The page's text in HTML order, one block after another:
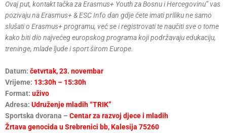
Ovaj put, kontakt tačka za Erasmus+ Youth za Bosnu i Hercegovinu” vas
pozivaju na Erasmus+ & ESC Info dan gdje ćete imati priliku ne samo
slušati o Erasmus+ programu, već se i registrovati te naučiti sve o tome
kako biti dio najvećeg europskog programa koji podržavaju edukaciju,
treninge, mlade ljude i sport širom Europe.
Datum: četvrtak, 23. novembar
Vrijeme: 13:30h – 15:30h
Format: uživo
Adresa: Udruženje mladih “TRIK”
Sportska dvorana – Centar za razvoj djece i mladih
Žrtava genocida u Srebrenici bb, Kalesija 75260